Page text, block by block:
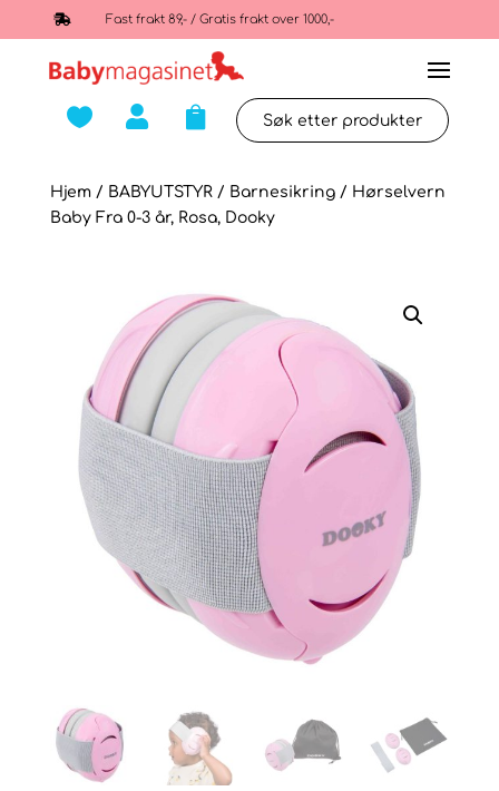
 Fast frakt 89,- / Gratis frakt over 1000,-
  
Hjem/ BABYUTSTYR/ Barnesikring/ Hørselvern
Baby Fra 0-3 år, Rosa, Dooky